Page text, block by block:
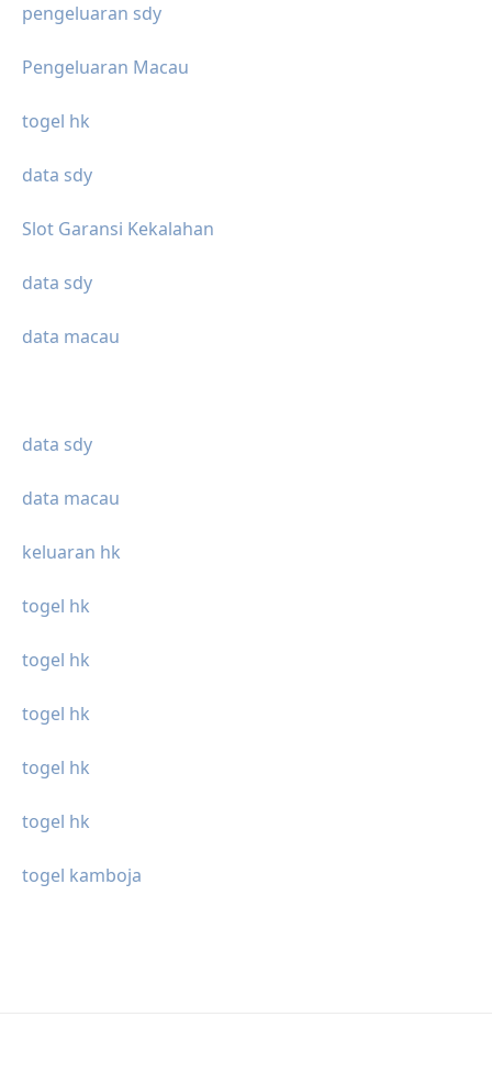
pengeluaran sdy
Pengeluaran Macau
togel hk
data sdy
Slot Garansi Kekalahan
data sdy
data macau
data sdy
data macau
keluaran hk
togel hk
togel hk
togel hk
togel hk
togel hk
togel kamboja